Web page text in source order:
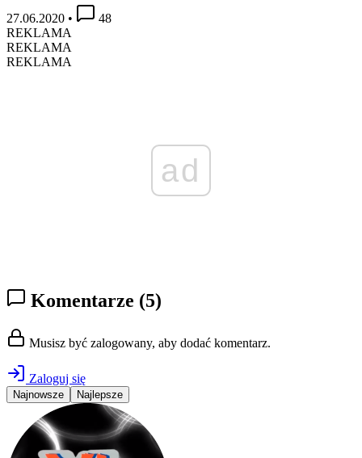
27.06.2020 •
48
REKLAMA
REKLAMA
REKLAMA
ad
Komentarze (5)
Musisz być zalogowany, aby dodać komentarz.
Zaloguj się
Najnowsze Najlepsze